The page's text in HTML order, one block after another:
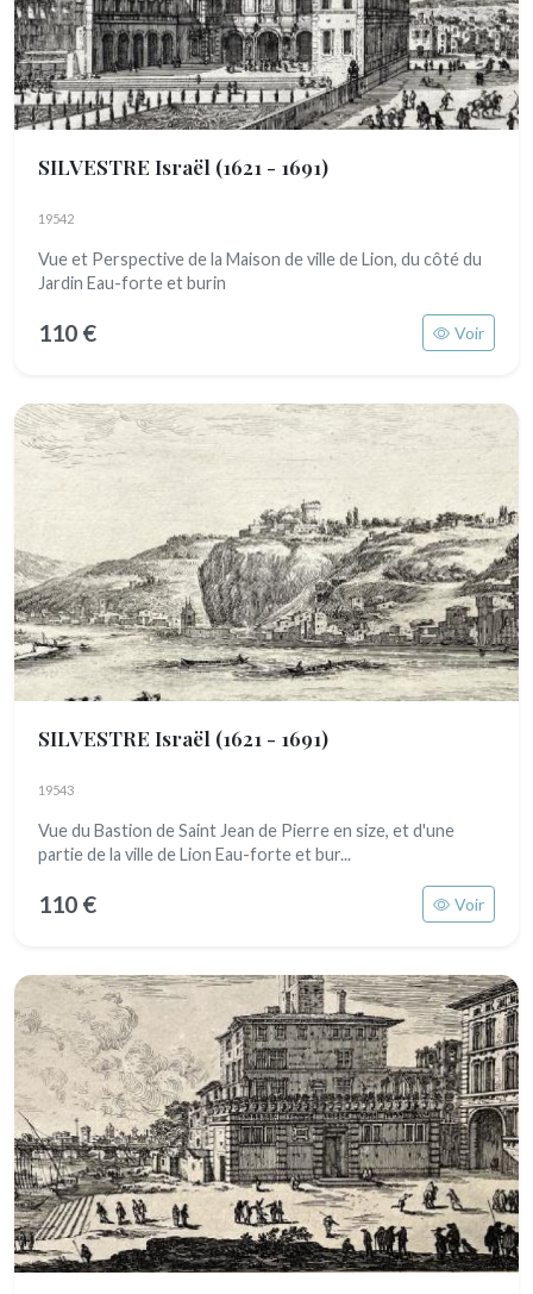
SILVESTRE Israël (1621 - 1691)
19542
Vue et Perspective de la Maison de ville de Lion, du côté du
Jardin Eau-forte et burin
110 € Voir
SILVESTRE Israël (1621 - 1691)
19543
Vue du Bastion de Saint Jean de Pierre en size, et d'une
partie de la ville de Lion Eau-forte et bur...
110 € Voir